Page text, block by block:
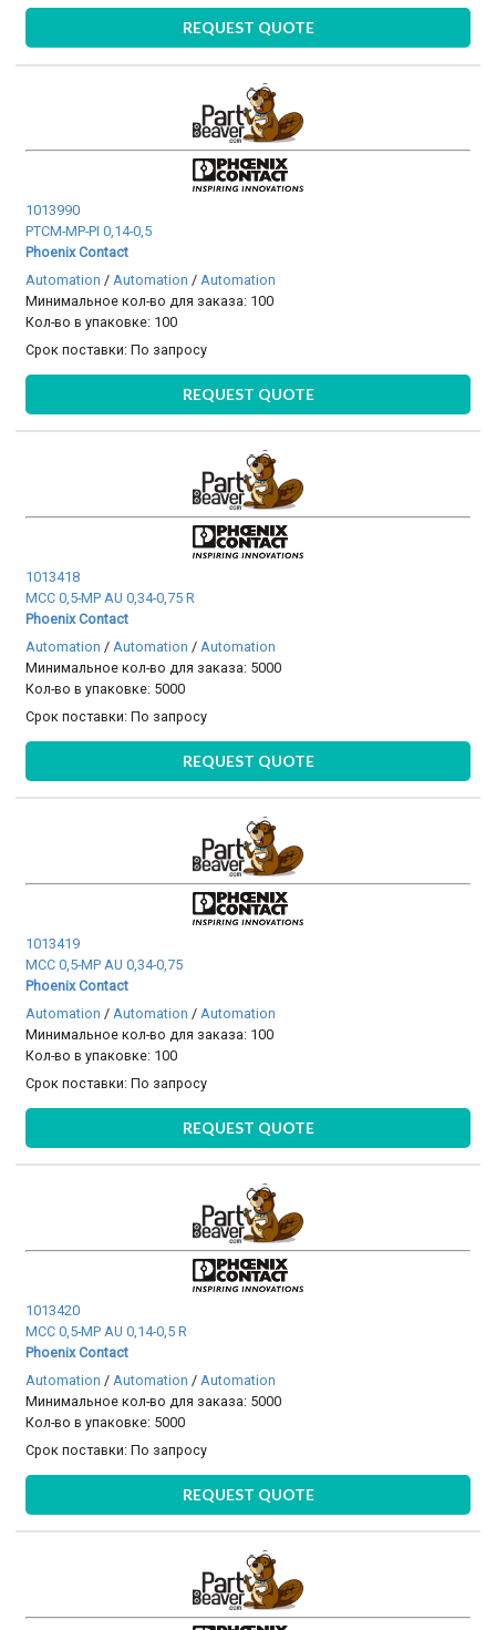
REQUEST QUOTE
1013990
PTCM-MP-PI 0,14-0,5
Phoenix Contact
Automation / Automation / Automation
Минимальное кол-во для заказа: 100
Кол-во в упаковке: 100
Срок поставки:По запросу
REQUEST QUOTE
1013418
MCC 0,5-MP AU 0,34-0,75 R
Phoenix Contact
Automation / Automation / Automation
Минимальное кол-во для заказа: 5000
Кол-во в упаковке: 5000
Срок поставки:По запросу
REQUEST QUOTE
1013419
MCC 0,5-MP AU 0,34-0,75
Phoenix Contact
Automation / Automation / Automation
Минимальное кол-во для заказа: 100
Кол-во в упаковке: 100
Срок поставки:По запросу
REQUEST QUOTE
1013420
MCC 0,5-MP AU 0,14-0,5 R
Phoenix Contact
Automation / Automation / Automation
Минимальное кол-во для заказа: 5000
Кол-во в упаковке: 5000
Срок поставки:По запросу
REQUEST QUOTE